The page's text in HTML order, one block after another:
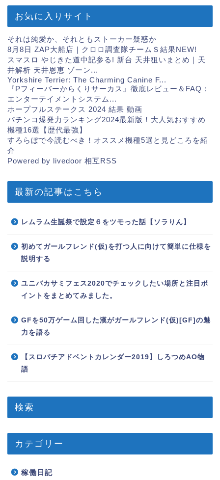
お気に入りサイト
それは純愛か、それともストーカー疑惑か
8月8日 ZAP大船店｜クロロ調査隊チームＳ結果NEW!
スマスロ やじきた道中記参る! 新台 天井狙いまとめ｜天
井解析 天井恩恵 ゾーン...
Yorkshire Terrier: The Charming Canine F...
『Pフィーバーからくりサーカス』徹底レビュー＆FAQ：
エンターテイメントシステム...
ホープフルステークス 2024 結果 動画
パチンコ爆発力ランキング2024最新版！大人気おすすめ
機種16選【歴代最強】
すろらぼで今読むべき！オススメ機種5選と見どころを紹
介
Powered by livedoor 相互RSS
最新の記事はこちら
レムラム生誕祭で設定６をツモった話【ソラりん】
初めてガールフレンド(仮)を打つ人に向けて簡単に仕様を
説明する
ユニバカサミフェス2020でチェックしたい場所と注目ポ
イントをまとめてみました。
GFを50万ゲーム回した漢がガールフレンド(仮)[GF]の魅
力を語る
【スロパチアドベントカレンダー2019】しろつめAO物
語
検索
カテゴリー
稼働日記